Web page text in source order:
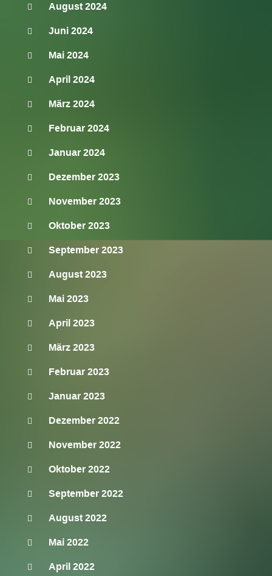
August 2024
Juni 2024
Mai 2024
April 2024
März 2024
Februar 2024
Januar 2024
Dezember 2023
November 2023
Oktober 2023
September 2023
August 2023
Mai 2023
April 2023
März 2023
Februar 2023
Januar 2023
Dezember 2022
November 2022
Oktober 2022
September 2022
August 2022
Mai 2022
April 2022